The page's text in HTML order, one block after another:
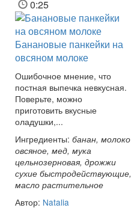
0:25
Банановые панкейки на
овсяном молоке
Ошибочное мнение, что
постная выпечка невкусная.
Поверьте, можно
приготовить вкусные
оладушки,...
Ингредиенты: банан, молоко
овсяное, мед, мука
цельнозерновая, дрожжи
сухие быстродействующие,
масло растительное
Автор: Natalia